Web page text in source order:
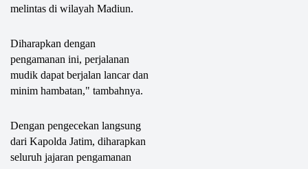
melintas di wilayah Madiun.
Diharapkan dengan
pengamanan ini, perjalanan
mudik dapat berjalan lancar dan
minim hambatan," tambahnya.
Dengan pengecekan langsung
dari Kapolda Jatim, diharapkan
seluruh jajaran pengamanan